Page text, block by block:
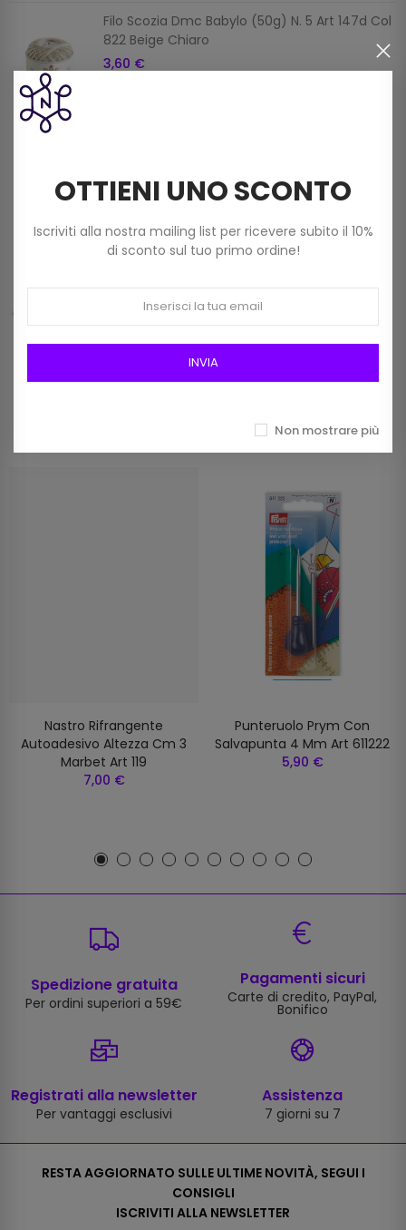
Filo Scozia Dmc Babylo (50g) N. 5 Art 147d Col
822 Beige Chiaro
3,60 €
9,00 €
Frangia In Rafia Da 15mm Art 2116/15 Col 01
12,00 €
Nastro Rifrangente
Autoadesivo Altezza Cm 3
Marbet Art 119
7,00 €
Punteruolo Prym Con
Salvapunta 4 Mm Art 611222
5,90 €
Spedizione gratuita
Per ordini superiori a 59€
Pagamenti sicuri
Carte di credito, PayPal,
Bonifico
Registrati alla newsletter
Per vantaggi esclusivi
Assistenza
7 giorni su 7
RESTA AGGIORNATO SULLE ULTIME NOVITÀ, SEGUI I
CONSIGLI
ISCRIVITI ALLA NEWSLETTER
OTTIENI UNO SCONTO
Iscriviti alla nostra mailing list per ricevere subito il 10%
di sconto sul tuo primo ordine!
INVIA
Non mostrare più